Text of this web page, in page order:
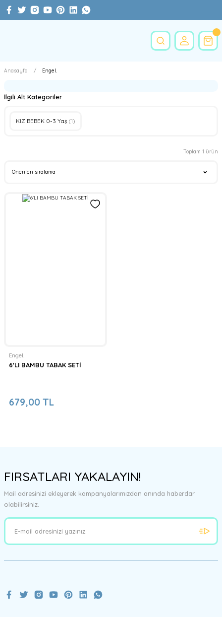
Anasayfa Engel.
İlgili Alt Kategoriler
KIZ BEBEK 0-3 Yaş (1)
Toplam 1 ürün
Engel.
6'LI BAMBU TABAK SETİ
679,00 TL
FIRSATLARI YAKALAYIN!
Mail adresinizi ekleyerek kampanyalarımızdan anında haberdar
olabilirsiniz.